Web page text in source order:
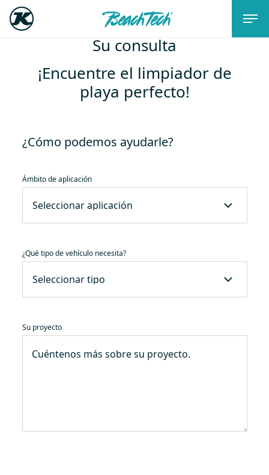
Su consulta
¡Encuentre el limpiador de
playa perfecto!
¿Cómo podemos ayudarle?
Ámbito de aplicación
¿Qué tipo de vehículo necesita?
Su proyecto